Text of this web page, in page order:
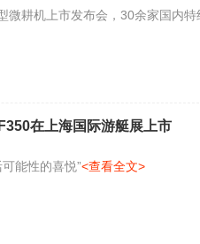
微耕机上市发布会，30余家国内
在上海国际游艇展上市
能性的喜悦”<查看全文>